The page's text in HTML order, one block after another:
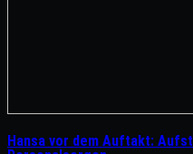
Hansa vor dem Auftakt: